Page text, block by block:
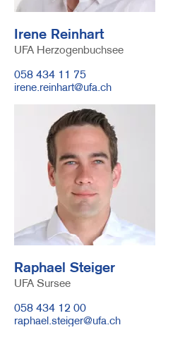
Irene Reinhart
Funktion
UFA Herzogenbuchsee
Telefonnummer
058 434 11 75
E-
irene.reinhart@ufa.ch
Raphael Steiger
UFA Sursee
Telefonnummer
058 434 12 00
E-
raphael.steiger@ufa.ch